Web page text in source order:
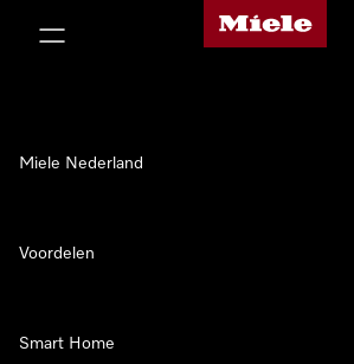
Homepage van Miele
Miele Nederland
Voordelen
Smart Home